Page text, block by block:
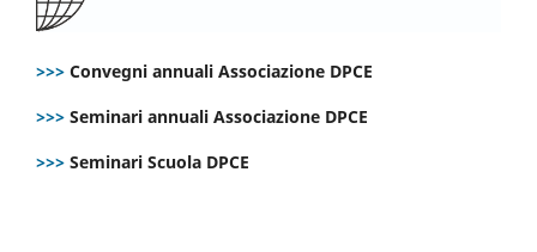
>>> Convegni annuali Associazione DPCE
>>> Seminari annuali Associazione DPCE
>>> Seminari Scuola DPCE